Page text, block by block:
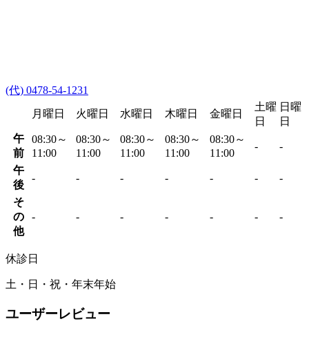
(代) 0478-54-1231
月曜日
火曜日 水曜日 木曜日 金曜日
土曜
日
日曜
日
午
前
08:30～
11:00
08:30～
11:00
08:30～
11:00
08:30～
11:00
08:30～
11:00
- -
午
後
- - - - - - -
そ
の
他
- - - - - - -
休診日
土・日・祝・年末年始
ユーザーレビュー